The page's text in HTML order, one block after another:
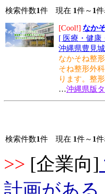
検索件数1件 現在 1件～ 1
[Cool!] なか
[ 医療・健
沖縄県豊見
なかそね整
そね整形外
ります。整
…沖縄県版
検索件数1件 現在 1件～ 1
>> [企業向]
計画があ